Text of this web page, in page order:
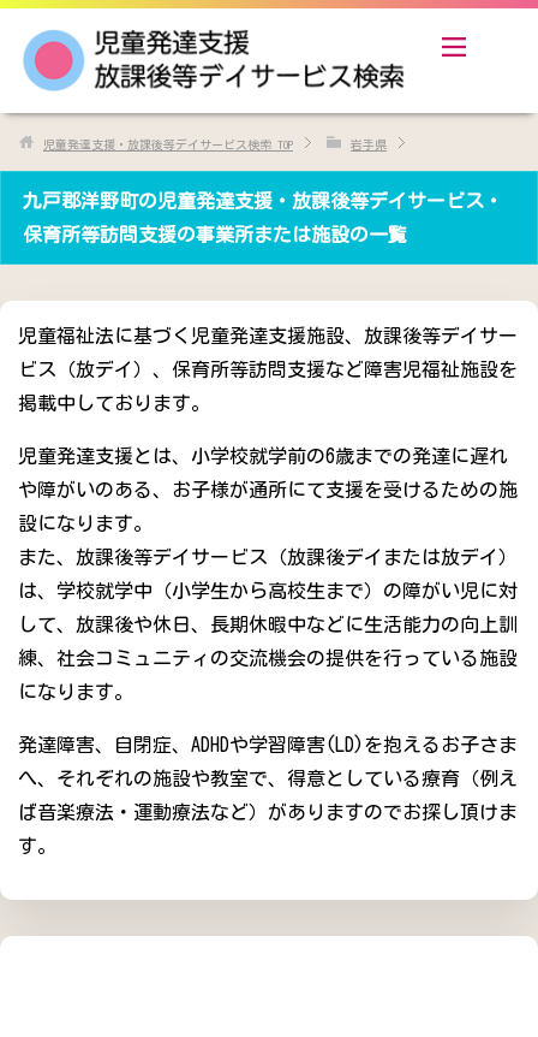
児童発達支援・放課後等デイサービス検索 TOP 岩手県
九戸郡洋野町の児童発達支援・放課後等デイサービス・
保育所等訪問支援の事業所または施設の一覧
児童福祉法に基づく児童発達支援施設、放課後等デイサー
ビス（放デイ）、保育所等訪問支援など障害児福祉施設を
掲載中しております。
児童発達支援とは、小学校就学前の6歳までの発達に遅れ
や障がいのある、お子様が通所にて支援を受けるための施
設になります。
また、放課後等デイサービス（放課後デイまたは放デイ）
は、学校就学中（小学生から高校生まで）の障がい児に対
して、放課後や休日、長期休暇中などに生活能力の向上訓
練、社会コミュニティの交流機会の提供を行っている施設
になります。
発達障害、自閉症、ADHDや学習障害(LD)を抱えるお子さま
へ、それぞれの施設や教室で、得意としている療育（例え
ば音楽療法・運動療法など）がありますのでお探し頂けま
す。